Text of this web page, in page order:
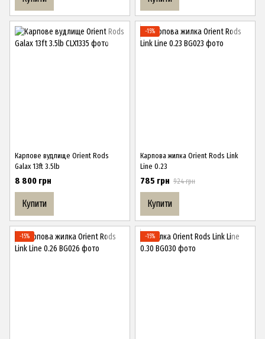
Карпове вудлище Orient Rods
Galax 13ft 3.5lb
8 800 грн
Купити
−15%
Карпова жилка Orient Rods Link
Line 0.23
785 грн 924 грн
Купити
−15% −15%